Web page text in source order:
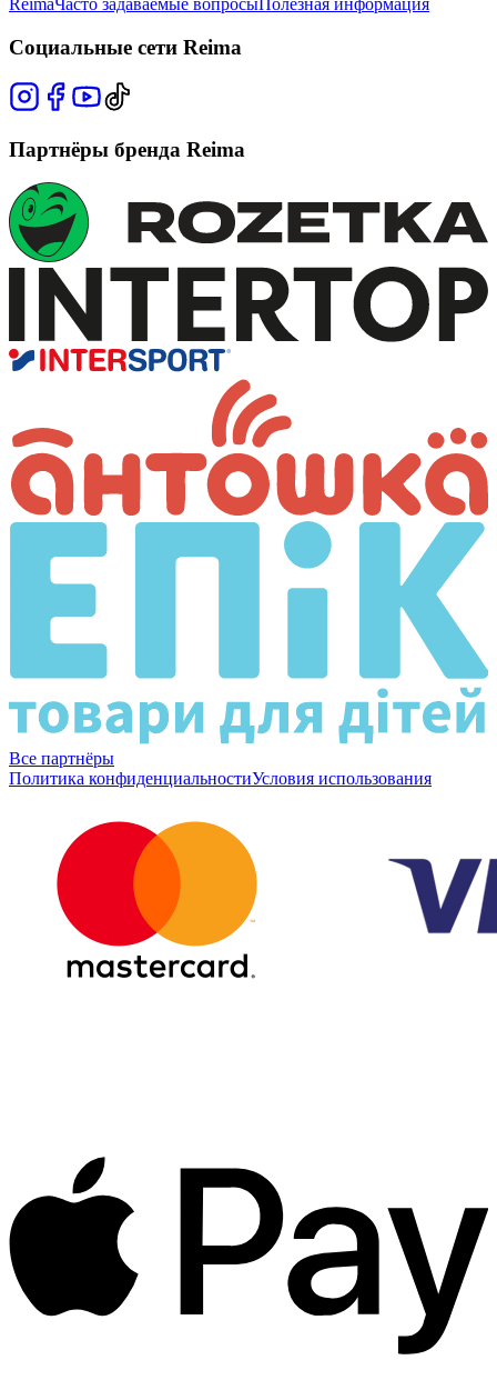
ReimaЧасто задаваемые вопросыПолезная информация
Социальные сети Reima
Партнёры бренда Reima
Все партнёры
Политика конфиденциальностиУсловия использования